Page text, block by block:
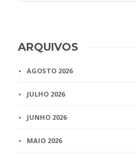
ARQUIVOS
AGOSTO 2026
JULHO 2026
JUNHO 2026
MAIO 2026